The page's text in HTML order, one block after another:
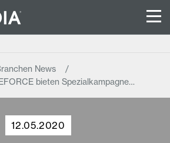
News
bieten Spezialkampagne…
12.05.2020